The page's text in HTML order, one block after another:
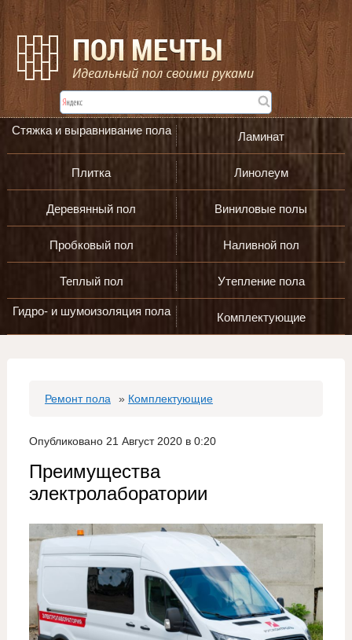
Стяжка и выравнивание пола Ламинат
Плитка Линолеум
Деревянный пол Виниловые полы
Пробковый пол Наливной пол
Теплый пол Утепление пола
Гидро- и шумоизоляция пола Комплектующие
Ремонт пола » Комплектующие
Опубликовано 21 Август 2020 в 0:20
Преимущества
электролаборатории